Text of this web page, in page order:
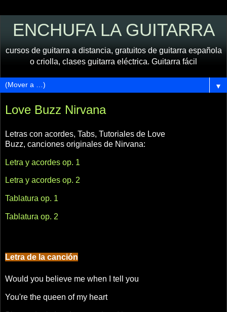
ENCHUFA LA GUITARRA
cursos de guitarra a distancia, gratuitos de guitarra española
o criolla, clases guitarra eléctrica. Guitarra fácil
▼
Love Buzz Nirvana
Letras con acordes, Tabs, Tutoriales de Love
Buzz, canciones originales de Nirvana:
Letra y acordes op. 1
Letra y acordes op. 2
Tablatura op. 1
Tablatura op. 2
Letra de la canción
Would you believe me when I tell you
You're the queen of my heart